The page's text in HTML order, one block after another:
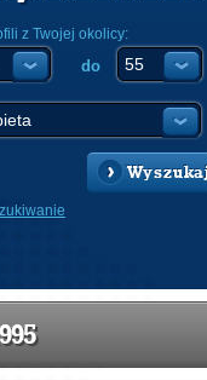
z Twojej okolicy:
do
Wyszukaj